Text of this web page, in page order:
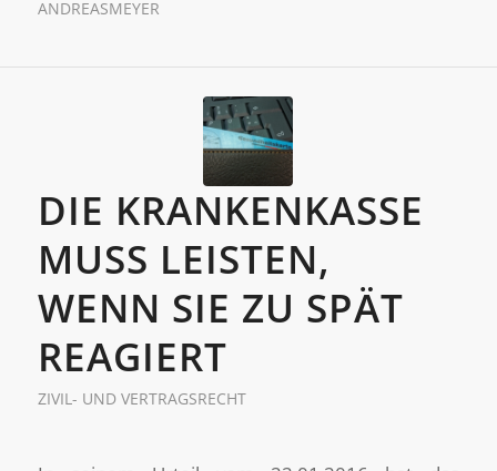
ANDREASMEYER
DIE KRANKENKASSE
MUSS LEISTEN,
WENN SIE ZU SPÄT
REAGIERT
ZIVIL- UND VERTRAGSRECHT